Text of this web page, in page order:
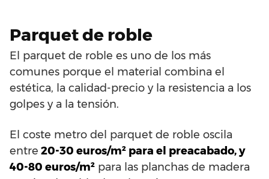
Parquet de roble
El parquet de roble es uno de los más
comunes porque el material combina el
estética, la calidad-precio y la resistencia a los
golpes y a la tensión.
El coste metro del parquet de roble oscila
entre 20-30 euros/m² para el preacabado, y
40-80 euros/m² para las planchas de madera